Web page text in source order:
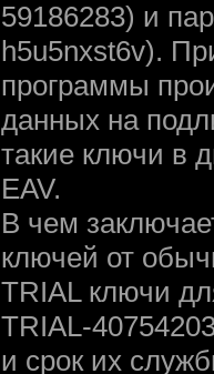
59186283) и
h5u5nxst6v).
программы
данных на
такие ключи в
EAV.
В чем
ключей от
TRIAL ключи
TRIAL-
и срок их